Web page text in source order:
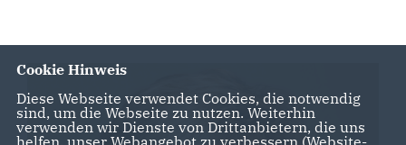
Cookie Hinweis
Diese Webseite verwendet Cookies, die notwendig
sind, um die Webseite zu nutzen. Weiterhin
verwenden wir Dienste von Drittanbietern, die uns